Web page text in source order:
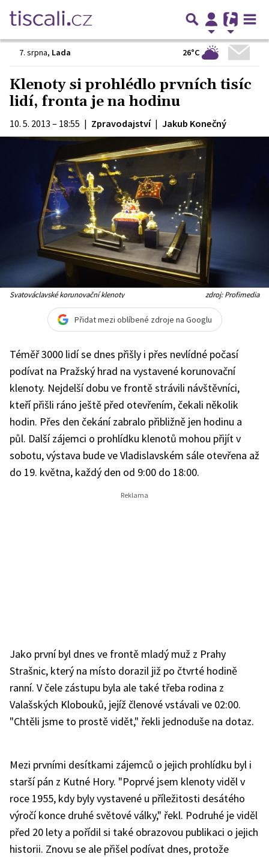
7. srpna, Lada 26°C
Klenoty si prohlédlo prvních tisíc
lidí, fronta je na hodinu
10. 5. 2013 – 18:55 | Zpravodajství | Jakub Konečný
Svatováclavské korunovační klenoty zdroj: Profimedia
Přidat mezi oblíbené zdroje na Googlu
Téměř 3000 lidí se dnes přišly i přes nevlídné počasí
podívat na Pražský hrad na vystavené korunovační
klenoty. Nejdelší dobu ve frontě strávili návštěvníci,
kteří přišli ráno ještě před otevřením, čekali několik
hodin. Přes den čekání zabralo přibližně jen hodinu a
půl. Další zájemci o prohlídku klenotů mohou přijít v
sobotu, výstava bude ve Vladislavském sále otevřena až
do 19. května, každý den od 9:00 do 18:00.
Jako první byl dnes ve frontě mladý muž z Prahy
Strašnic, který na místo dorazil již po čtvrté hodině
ranní. V čele zástupu byla ale také třeba rodina z
Valašských Klobouků, jejíž členové vstávali ve 02:00.
"Chtěli jsme to prostě vidět," řekli jednoduše na dotaz.
Mezi prvními desítkami zájemců o jejich prohlídku byl i
starší pán z Kutné Hory. "Poprvé jsem klenoty viděl v
roce 1955, kdy byly vystavené u příležitosti desátého
výročí konce druhé světové války," řekl. Podruhé je viděl
před 20 lety a pořídil si také obrazovou publikaci o jejich
historii. Znovu se ale přišel podívat dnes, protože